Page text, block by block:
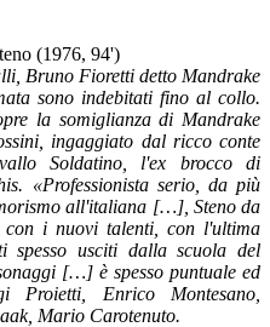
(1976, 94')
Bruno Fioretti detto Mandrake
sono indebitati fino al collo.
la somiglianza di Mandrake
ingaggiato dal ricco conte
Soldatino, l'ex brocco di
«Professionista serio, da più
all'italiana […], Steno da
con i nuovi talenti, con l'ultima
usciti dalla scuola del
[…] è spesso puntuale ed
Proietti, Enrico Montesano,
Mario Carotenuto.